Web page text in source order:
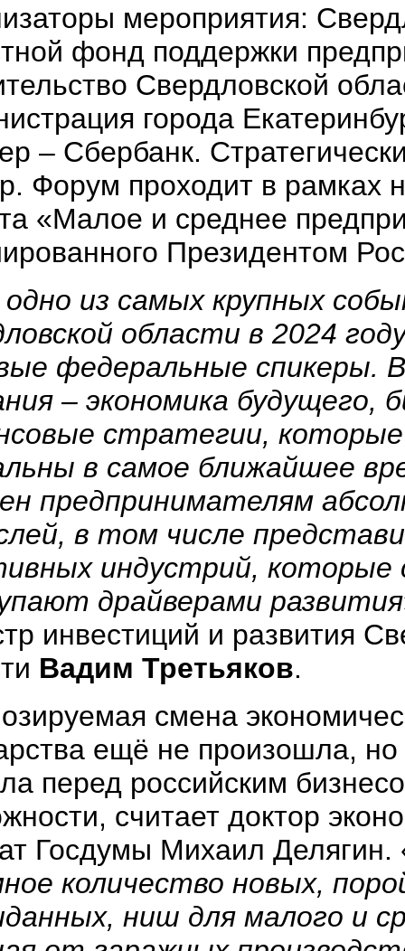
мероприятия:
фонд поддержки
Свердловской
города
– Сбербанк.
Форум проходит в рамках
«Малое и среднее
Президентом
из самых крупных
области в 2024
федеральные спикеры.
– экономика будущего,
стратегии,
в самое ближайшее
предпринимателям
в том числе
индустрий, которые
драйверами развития
инвестиций и развития
Вадим Третьяков.
смена
ещё не произошла,
перед российским
считает доктор
Госдумы Михаил Делягин.
количество новых,
ниш для малого и